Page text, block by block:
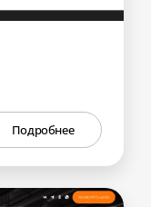
Подробнее